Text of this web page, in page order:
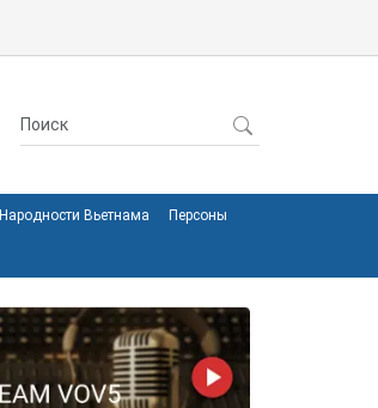
Народности Вьетнама Персоны